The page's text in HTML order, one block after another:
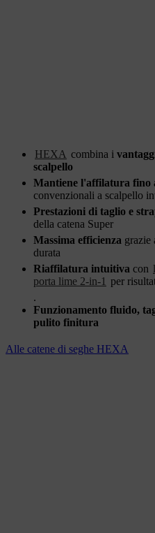
HEXA combina i
scalpello
Mantiene l'affilatura fino
convenzionali a scalpello
Prestazioni di taglio e
della catena Super
Massima efficienza grazie
durata
Riaffilatura intuitiva con
porta lime 2-in-1 per
.
Funzionamento fluido,
pulito finitura
Alle catene di seghe HEXA